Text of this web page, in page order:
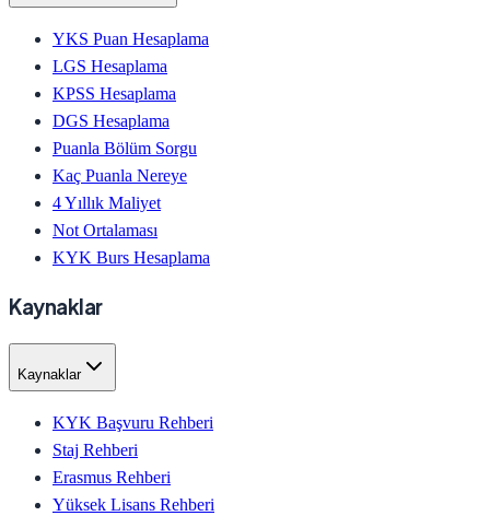
YKS Puan Hesaplama
LGS Hesaplama
KPSS Hesaplama
DGS Hesaplama
Puanla Bölüm Sorgu
Kaç Puanla Nereye
4 Yıllık Maliyet
Not Ortalaması
KYK Burs Hesaplama
Kaynaklar
Kaynaklar
KYK Başvuru Rehberi
Staj Rehberi
Erasmus Rehberi
Yüksek Lisans Rehberi